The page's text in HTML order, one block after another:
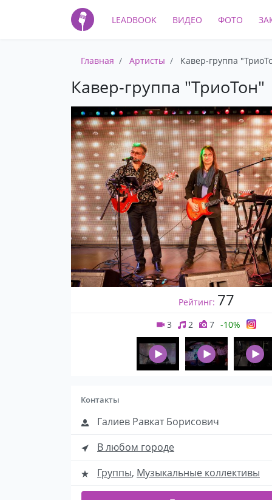
LEADBOOK ВИДЕО ФОТО
Главная Артисты Кавер-группа
Кавер-группа "ТриоТон"
Рейтинг: 77
3 2 7 -10%
Контакты
Галиев Равкат Борисович
В любом городе
Группы, Музыкальные коллективы